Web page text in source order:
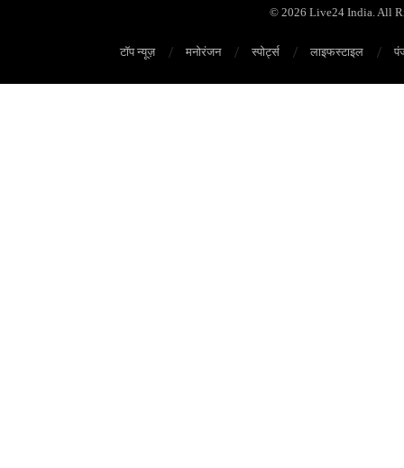
© 2026 Live24 India. All
टॉप न्यूज़ मनोरंजन स्पोर्ट्स लाइफस्टाइल